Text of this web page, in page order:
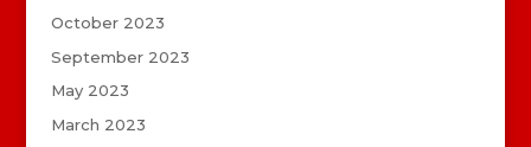
October 2023
September 2023
May 2023
March 2023